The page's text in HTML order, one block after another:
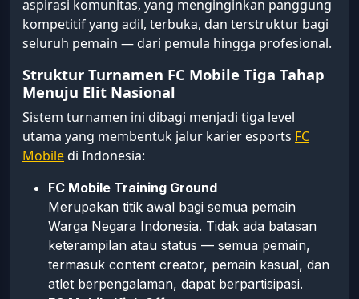
aspirasi komunitas, yang menginginkan panggung
kompetitif yang adil, terbuka, dan terstruktur bagi
seluruh pemain — dari pemula hingga profesional.
Struktur Turnamen FC Mobile Tiga Tahap
Menuju Elit Nasional
Sistem turnamen ini dibagi menjadi tiga level
utama yang membentuk jalur karier esports FC
Mobiledi Indonesia:
FC Mobile Training Ground
Merupakan titik awal bagi semua pemain
Warga Negara Indonesia. Tidak ada batasan
keterampilan atau status — semua pemain,
termasuk content creator, pemain kasual, dan
atlet berpengalaman, dapat berpartisipasi.